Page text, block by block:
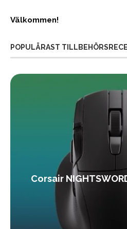
Välkommen!
POPULÄRAST
Corsair